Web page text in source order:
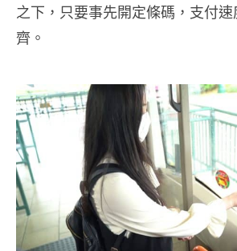
之下，只要事先開定條碼，支付
齊。